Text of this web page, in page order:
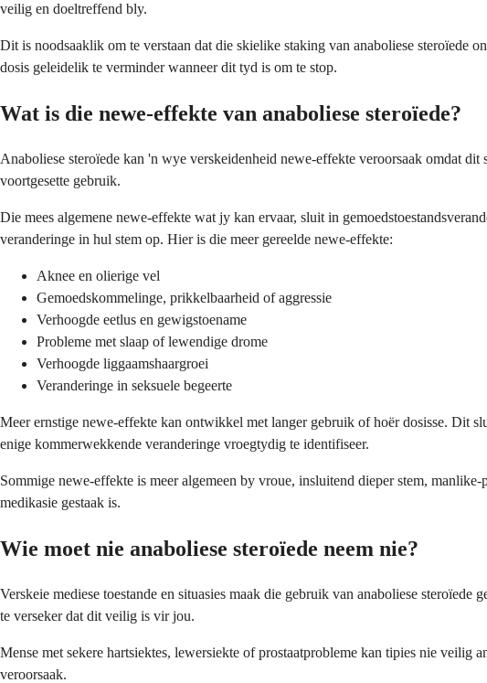
veilig en doeltreffend bly.
Dit is noodsaaklik om te verstaan dat die skielike staking van anaboliese steroïede
dosis geleidelik te verminder wanneer dit tyd is om te stop.
Wat is die newe-effekte van anaboliese steroïede?
Anaboliese steroïede kan 'n wye verskeidenheid newe-effekte veroorsaak omdat
voortgesette gebruik.
Die mees algemene newe-effekte wat jy kan ervaar, sluit in
veranderinge in hul stem op. Hier is die meer gereelde newe-effekte:
Aknee en olierige vel
Gemoedskommelinge, prikkelbaarheid of aggressie
Verhoogde eetlus en gewigstoename
Probleme met slaap of lewendige drome
Verhoogde liggaamshaargroei
Veranderinge in seksuele begeerte
Meer ernstige newe-effekte kan ontwikkel met langer gebruik of hoër dosisse. Dit
enige kommerwekkende veranderinge vroegtydig te identifiseer.
Sommige newe-effekte is meer algemeen by vroue, insluitend dieper stem,
medikasie gestaak is.
Wie moet nie anaboliese steroïede neem nie?
Verskeie mediese toestande en situasies maak die gebruik van anaboliese
te verseker dat dit veilig is vir jou.
Mense met sekere hartsiektes, lewersiekte of prostaatprobleme kan tipies nie veilig
veroorsaak.